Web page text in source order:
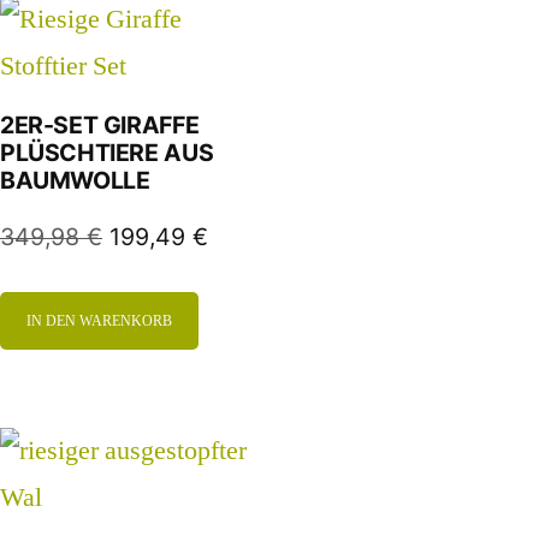
2ER-SET GIRAFFE
PLÜSCHTIERE AUS
BAUMWOLLE
349,98€ 199,49 €
IN DEN WARENKORB